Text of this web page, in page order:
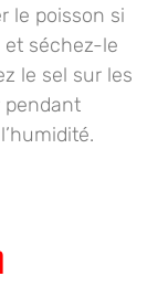
le poisson si
et séchez-le
le sel sur les
pendant